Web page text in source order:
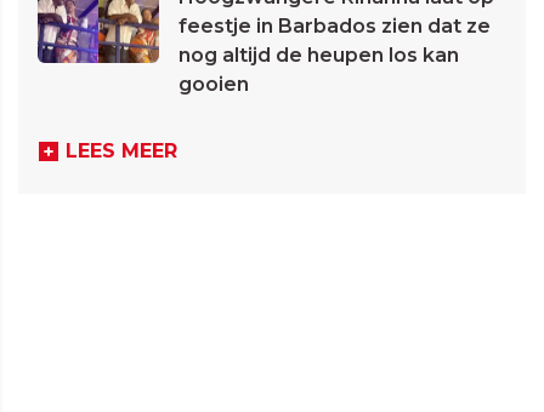
feestje in Barbados zien dat ze
nog altijd de heupen los kan
gooien
LEES MEER